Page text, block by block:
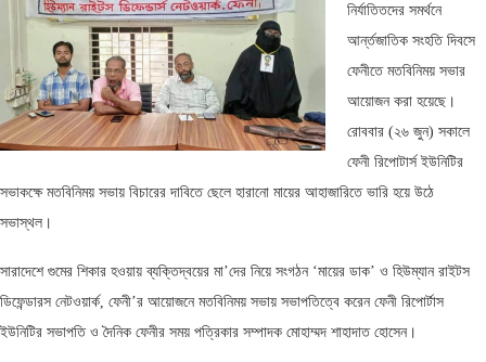
নির্যাতিতদের সমর্থনে
আর্ন্তজাতিক সংহতি দিবসে
ফেনীতে মতবিনিময় সভার
আয়োজন করা হয়েছে।
রোববার (২৬ জুন) সকালে
ফেনী রিপোটার্স ইউনিটির
সভাকক্ষে মতবিনিময় সভায় বিচারের দাবিতে ছেলে হারানো মায়ের আহাজারিতে ভারি হয়ে উঠে
সভাস্থল।
সারাদেশে গুমের শিকার হওয়ায় ব্যক্তিদ্বয়ের মা’দের নিয়ে সংগঠন ‘মায়ের ডাক’ ও হিউম্যান রাইটস
ডিফেন্ডারস নেটওয়ার্ক, ফেনী’র আয়োজনে মতবিনিময় সভায় সভাপতিত্বে করেন ফেনী রিপোর্টাস
ইউনিটির সভাপতি ও দৈনিক ফেনীর সময় পত্রিকার সম্পাদক মোহাম্মদ শাহাদাত হোসেন।